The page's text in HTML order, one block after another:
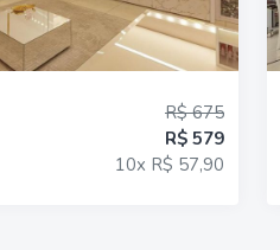
R$ 675
R$ 579
10x R$ 57,90